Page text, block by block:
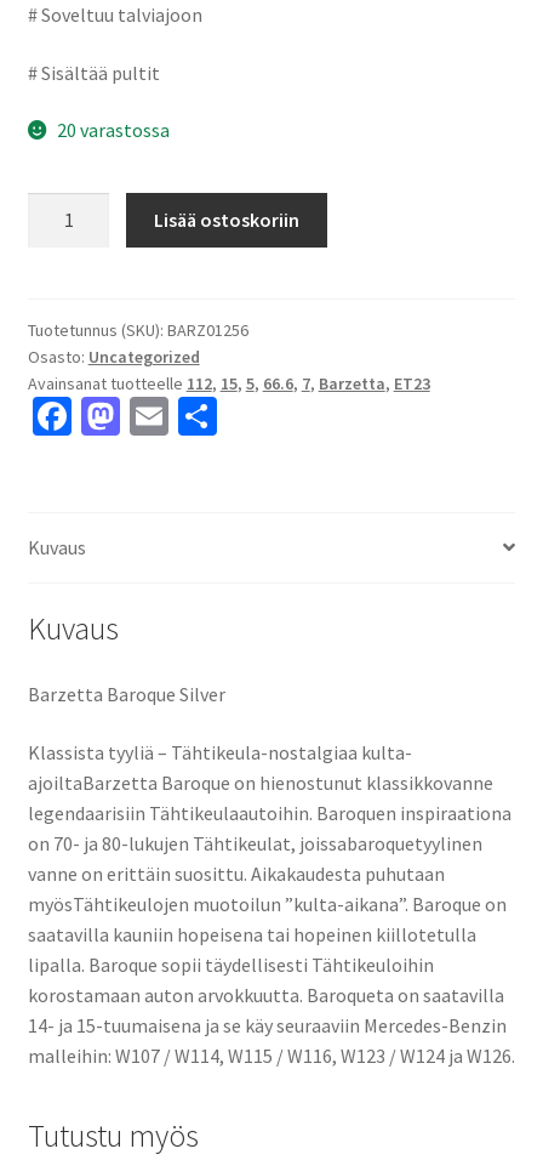
# Soveltuu talviajoon
# Sisältää pultit
20 varastossa
5x112
ET23
keskireikä:66.6
määrä
Lisää ostoskoriin
Tuotetunnus (SKU): BARZ01256
Osasto: Uncategorized
Avainsanat tuotteelle 112, 15, 5, 66.6, 7, Barzetta, ET23
Fa
o
o
M E S
Kuvaus
Kuvaus
Barzetta Baroque Silver
Klassista tyyliä – Tähtikeula-nostalgiaa kulta-
ajoiltaBarzetta Baroque on hienostunut klassikkovanne
legendaarisiin Tähtikeulaautoihin. Baroquen inspiraationa
on 70- ja 80-lukujen Tähtikeulat, joissabaroquetyylinen
vanne on erittäin suosittu. Aikakaudesta puhutaan
myösTähtikeulojen muotoilun ”kulta-aikana”. Baroque on
saatavilla kauniin hopeisena tai hopeinen kiillotetulla
lipalla. Baroque sopii täydellisesti Tähtikeuloihin
korostamaan auton arvokkuutta. Baroqueta on saatavilla
14- ja 15-tuumaisena ja se käy seuraaviin Mercedes-Benzin
malleihin: W107 / W114, W115 / W116, W123 / W124 ja W126.
Tutustu myös